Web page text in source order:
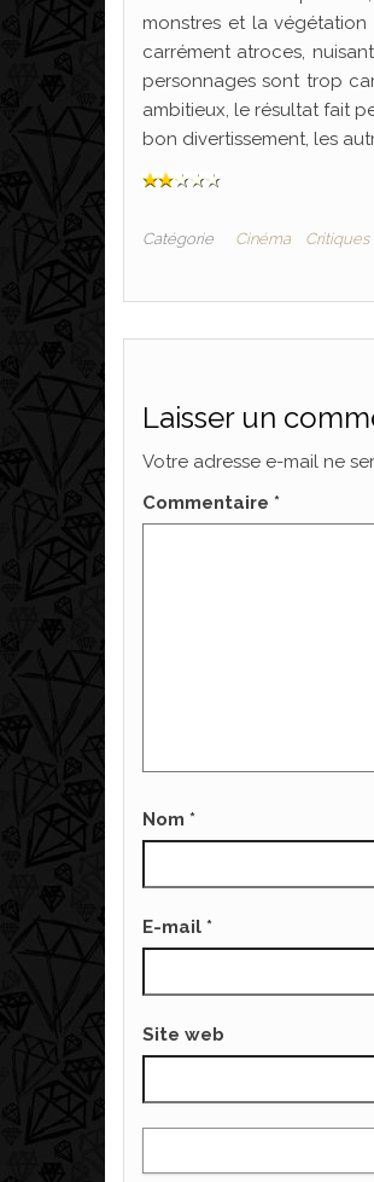
monstres et la
carrément atroces,
personnages sont trop
ambitieux, le résultat fait
bon divertissement, les
Catégorie Cinéma Critiques
Laisser un
Votre adresse e-mail ne
Commentaire *
Nom *
E-mail *
Site web